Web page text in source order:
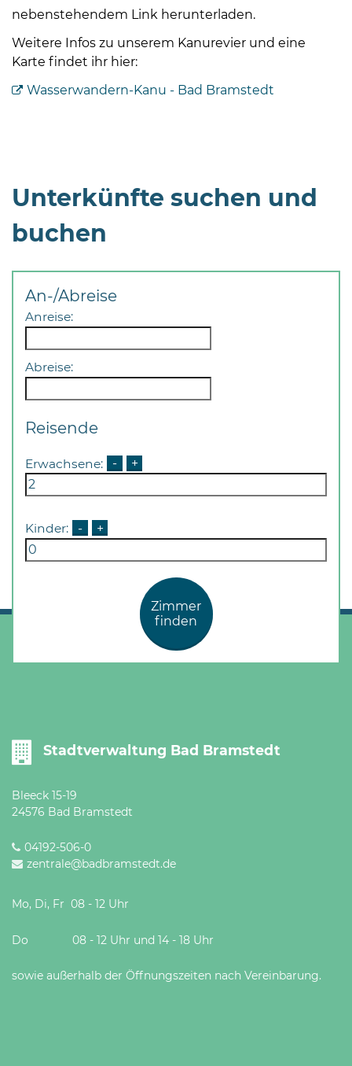
nebenstehendem Link herunterladen.
Weitere Infos zu unserem Kanurevier und eine
Karte findet ihr hier:
Wasserwandern-Kanu - Bad Bramstedt
Unterkünfte suchen und
buchen
An-/Abreise
Anreise:
Abreise:
Reisende
Erwachsene: - +
Kinder: - +
Zimmer
finden
Stadtverwaltung Bad Bramstedt
Bleeck 15-19
24576 Bad Bramstedt
04192-506-0
zentrale@badbramstedt.de
Mo, Di, Fr 08 - 12 Uhr
Do 08 - 12 Uhr und 14 - 18 Uhr
sowie außerhalb der Öffnungszeiten nach Vereinbarung.